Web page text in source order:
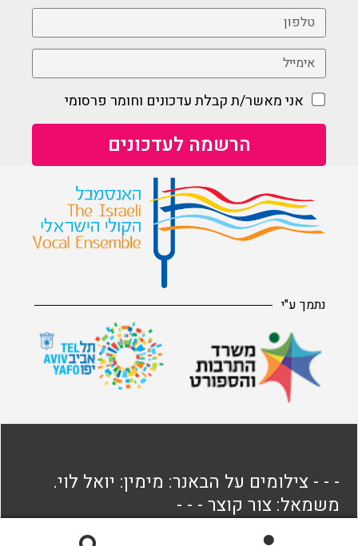
אני מאשר/ת קבלת עדכונים וחומר פרסומי
נתמך ע"י
- - - צילומים על הבאנר: מימין: יואל לוי.
משמאל: צור קוצר - - -
כל הזכויות באתר שמורות לאנסמבל הקולי